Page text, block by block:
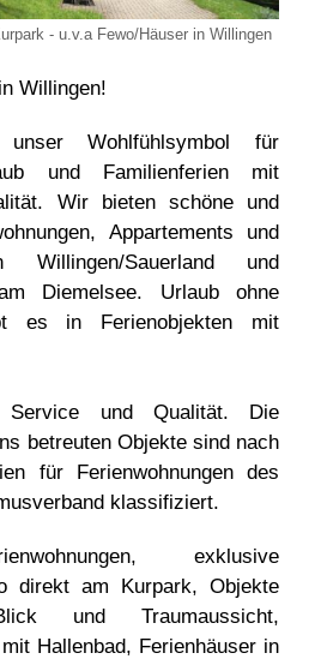
- u.v.a Fewo/Häuser in Willingen
Willingen!
Wohlfühlsymbol für
und Familienferien mit
Wir bieten schöne und
Appartements und
Willingen/Sauerland und
Diemelsee. Urlaub ohne
es in Ferienobjekten mit
Service und Qualität. Die
betreuten Objekte sind nach
für Ferienwohnungen des
klassifiziert.
exklusive
direkt am Kurpark, Objekte
und Traumaussicht,
Hallenbad, Ferienhäuser in